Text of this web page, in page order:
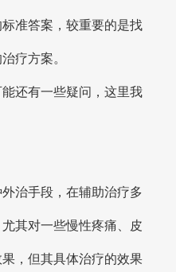
准答案，较重要的是找
疗方案。
还有一些疑问，这里我
治手段，在辅助治疗多
其对一些慢性疼痛、皮
，但其具体治疗的效果